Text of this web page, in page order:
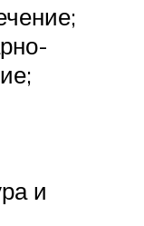
и